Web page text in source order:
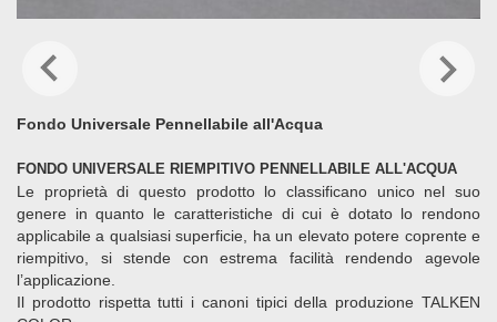
Fondo Universale Pennellabile all'Acqua
FONDO UNIVERSALE RIEMPITIVO PENNELLABILE ALL'ACQUA
Le proprietà di questo prodotto lo classificano unico nel suo
genere in quanto le caratteristiche di cui è dotato lo rendono
applicabile a qualsiasi superficie, ha un elevato potere coprente e
riempitivo, si stende con estrema facilità rendendo agevole
l’applicazione.
Il prodotto rispetta tutti i canoni tipici della produzione TALKEN